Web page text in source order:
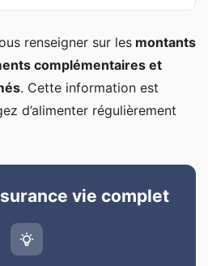
renseigner sur les montants
complémentaires et
. Cette information est
d’alimenter régulièrement
vie complet